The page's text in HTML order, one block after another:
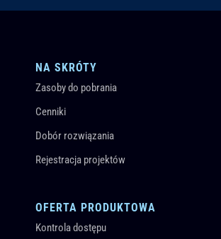
NA SKRÓTY
Zasoby do pobrania
Cenniki
Dobór rozwiązania
Rejestracja projektów
OFERTA PRODUKTOWA
Kontrola dostępu